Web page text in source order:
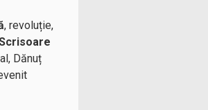
, revoluție,
Dănuț